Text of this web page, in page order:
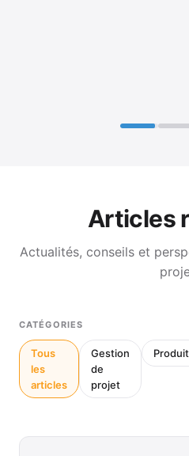
Articles
Actualités, conseils et
CATÉGORIES
Tous
les
articles
Gestion
de
projet